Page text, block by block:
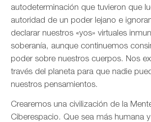
autodeterminación que tuvieron que
autoridad de un poder lejano e
declarar nuestros «yos» virtuales
soberanía, aunque continuemos
poder sobre nuestros cuerpos. Nos
través del planeta para que nadie
nuestros pensamientos.
Crearemos una civilización de la
Ciberespacio. Que sea más humana